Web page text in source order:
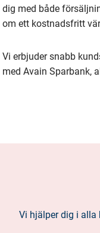
dig med både
om ett kostnadsfritt
Vi erbjuder snabb
med Avain Sparbank,
Vi hjälper dig i